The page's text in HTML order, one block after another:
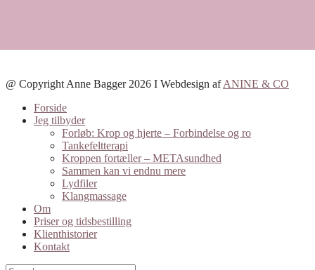
@ Copyright Anne Bagger 2026 I Webdesign afANINE & CO
Forside
Jeg tilbyder
Forløb: Krop og hjerte – Forbindelse og ro
Tankefeltterapi
Kroppen fortæller – METAsundhed
Sammen kan vi endnu mere
Lydfiler
Klangmassage
Om
Priser og tidsbestilling
Klienthistorier
Kontakt